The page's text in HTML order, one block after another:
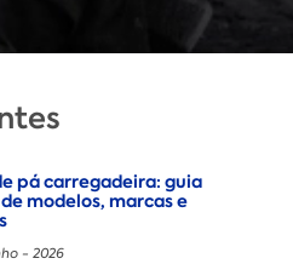
pá carregadeira: guia
modelos, marcas e
- 2026